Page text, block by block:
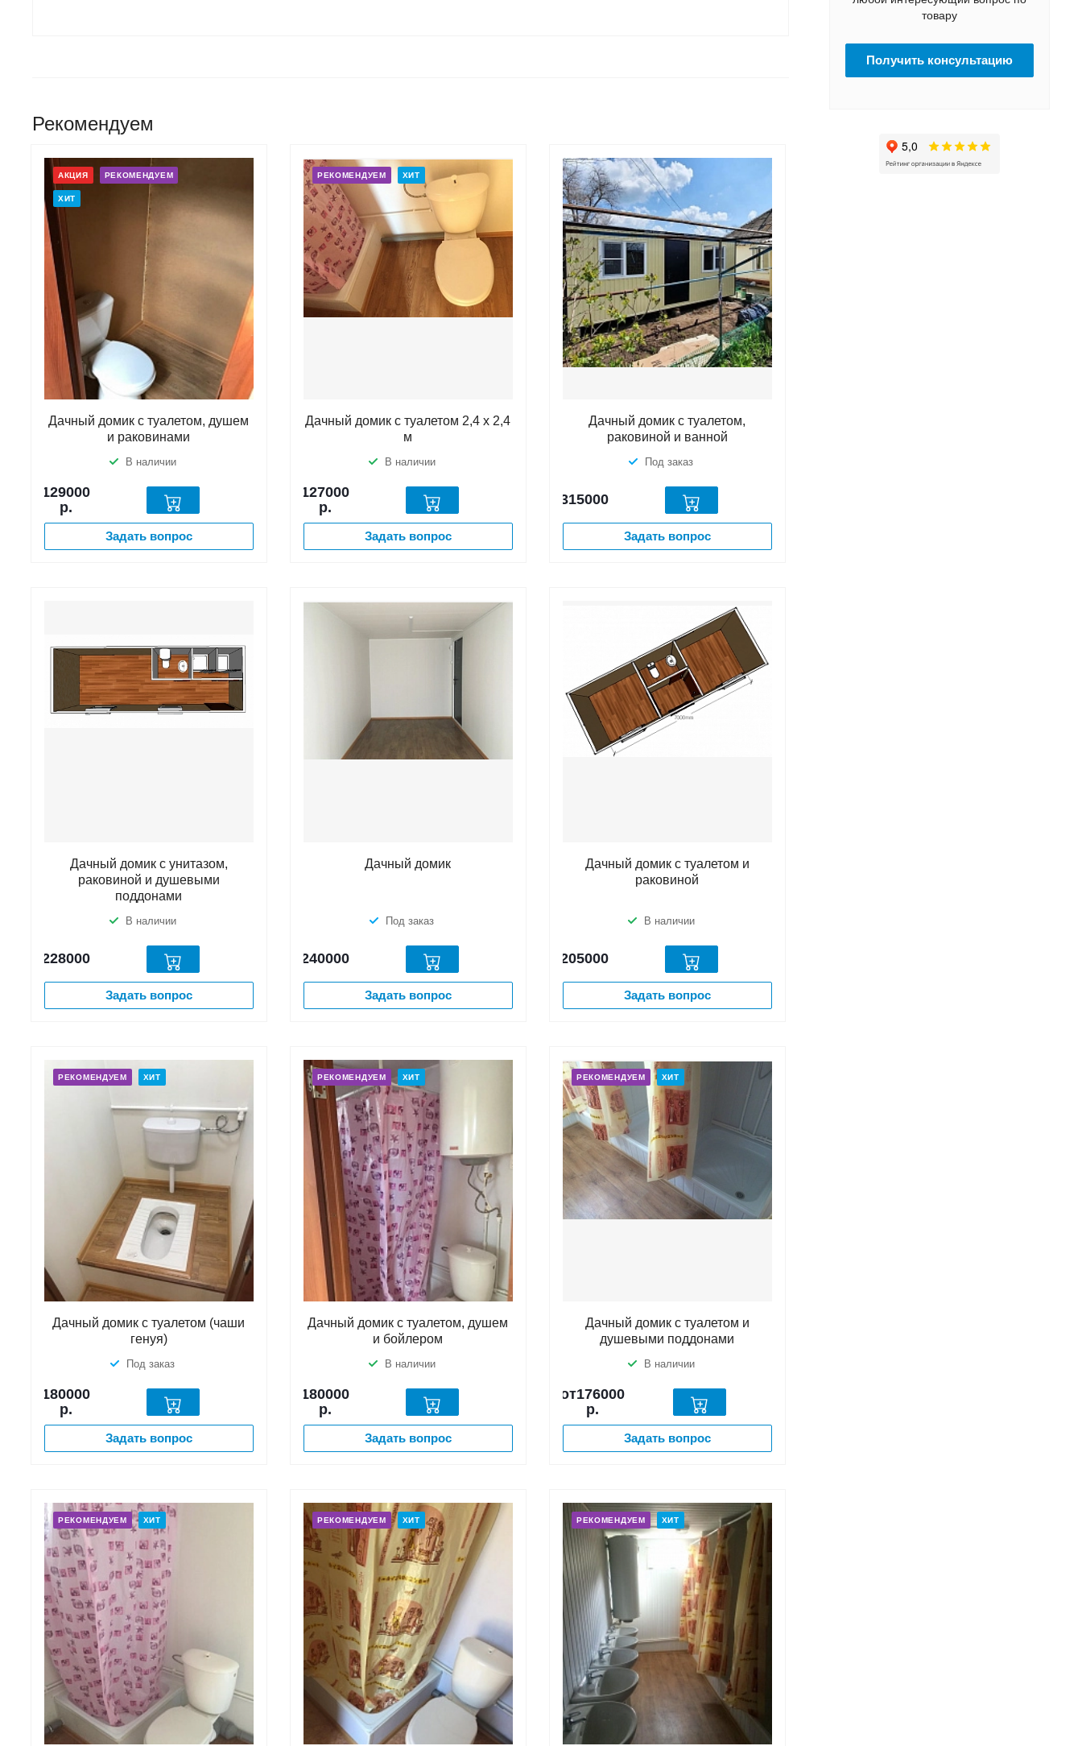
Рекомендуем
АКЦИЯ РЕКОМЕНДУЕМ
ХИТ
Дачный домик с туалетом, душем
и раковинами
В наличии
129000
р.
Задать вопрос
РЕКОМЕНДУЕМ ХИТ
Дачный домик с туалетом 2,4 х 2,4
м
В наличии
127000
р.
Задать вопрос
Дачный домик с туалетом,
раковиной и ванной
Под заказ
315000
Задать вопрос
Дачный домик с унитазом,
раковиной и душевыми
поддонами
В наличии
228000
Задать вопрос
Дачный домик
Под заказ
240000
Задать вопрос
Дачный домик с туалетом и
раковиной
В наличии
205000
Задать вопрос
РЕКОМЕНДУЕМ ХИТ
Дачный домик с туалетом (чаши
генуя)
Под заказ
180000
р.
Задать вопрос
РЕКОМЕНДУЕМ ХИТ
Дачный домик с туалетом, душем
и бойлером
В наличии
180000
р.
Задать вопрос
РЕКОМЕНДУЕМ ХИТ
Дачный домик с туалетом и
душевыми поддонами
В наличии
от176000
р.
Задать вопрос
РЕКОМЕНДУЕМ ХИТ РЕКОМЕНДУЕМ ХИТ РЕКОМЕНДУЕМ ХИТ
товару
Получить консультацию